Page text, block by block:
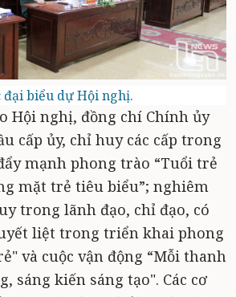
đại biểu dự Hội nghị.
Hội nghị, đồng chí Chính ủy
cấp ủy, chỉ huy các cấp trong
mạnh phong trào “Tuổi trẻ
mặt trẻ tiêu biểu”; nghiêm
trong lãnh đạo, chỉ đạo, có
liệt trong triển khai phong
và cuộc vận động “Mỗi thanh
sáng kiến sáng tạo". Các cơ